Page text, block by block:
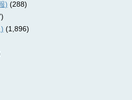
) (288)
(1,896)